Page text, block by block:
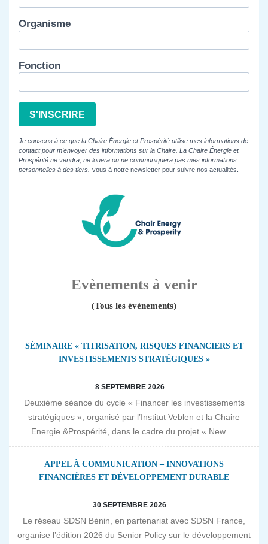
Organisme
Fonction
S'INSCRIRE
Je consens à ce que la Chaire Énergie et Prospérité utilise mes informations de
contact pour m'envoyer des informations sur la Chaire. La Chaire Énergie et
Prospérité ne vendra, ne louera ou ne communiquera pas mes informations
personnelles à des tiers. -vous à notre newsletter pour suivre nos actualités.
Evènements à venir
(Tous les évènements)
SÉMINAIRE « TITRISATION, RISQUES FINANCIERS ET
INVESTISSEMENTS STRATÉGIQUES »
8 SEPTEMBRE 2026
Deuxième séance du cycle « Financer les investissements
stratégiques », organisé par l’Institut Veblen et la Chaire
Energie &Prospérité, dans le cadre du projet « New...
APPEL À COMMUNICATION – INNOVATIONS
FINANCIÈRES ET DÉVELOPPEMENT DURABLE
30 SEPTEMBRE 2026
Le réseau SDSN Bénin, en partenariat avec SDSN France,
organise l’édition 2026 du Senior Policy sur le développement